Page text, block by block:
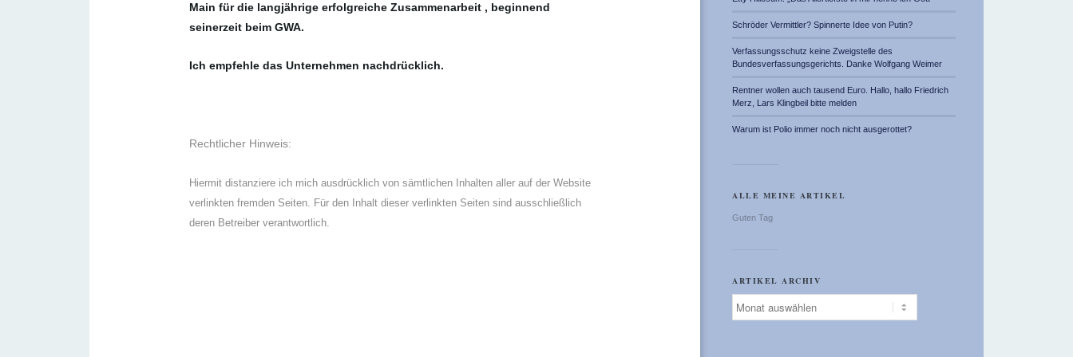
Main für die langjährige erfolgreiche Zusammenarbeit , beginnend
seinerzeit beim GWA.
Ich empfehle das Unternehmen nachdrücklich.
Rechtlicher Hinweis:
Hiermit distanziere ich mich ausdrücklich von sämtlichen Inhalten aller auf der Website
verlinkten fremden Seiten. Für den Inhalt dieser verlinkten Seiten sind ausschließlich
deren Betreiber verantwortlich.
Schröder Vermittler? Spinnerte Idee von Putin?
Verfassungsschutz keine Zweigstelle des
Bundesverfassungsgerichts. Danke Wolfgang Weimer
Rentner wollen auch tausend Euro. Hallo, hallo Friedrich
Merz, Lars Klingbeil bitte melden
Warum ist Polio immer noch nicht ausgerottet?
ALLE MEINE ARTIKEL
Guten Tag
ARTIKEL ARCHIV
Artikel
Archiv